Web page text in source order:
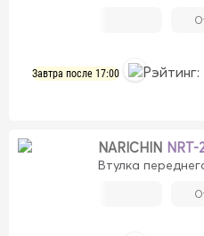
Завтра после 17:00
NARICHIN NRT-
Втулка